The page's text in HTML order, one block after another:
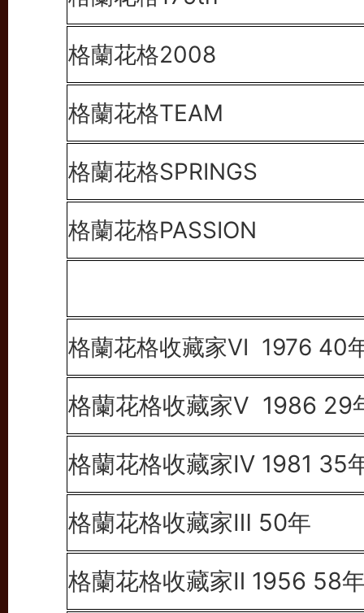
格蘭花格2008
格蘭花格TEAM
格蘭花格SPRINGS
格蘭花格PASSION
格蘭花格收藏家Ⅵ 1976 40
格蘭花格收藏家V 1986 29
格蘭花格收藏家Ⅳ 1981 35
格蘭花格收藏家Ⅲ 50年
格蘭花格收藏家Ⅱ 1956 58